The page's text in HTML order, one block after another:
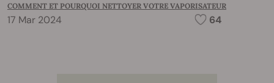
COMMENT ET POURQUOI NETTOYER VOTRE VAPORISATEUR
17 Mar 2024 64